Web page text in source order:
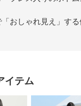
おしゃれ見え」する
イテム